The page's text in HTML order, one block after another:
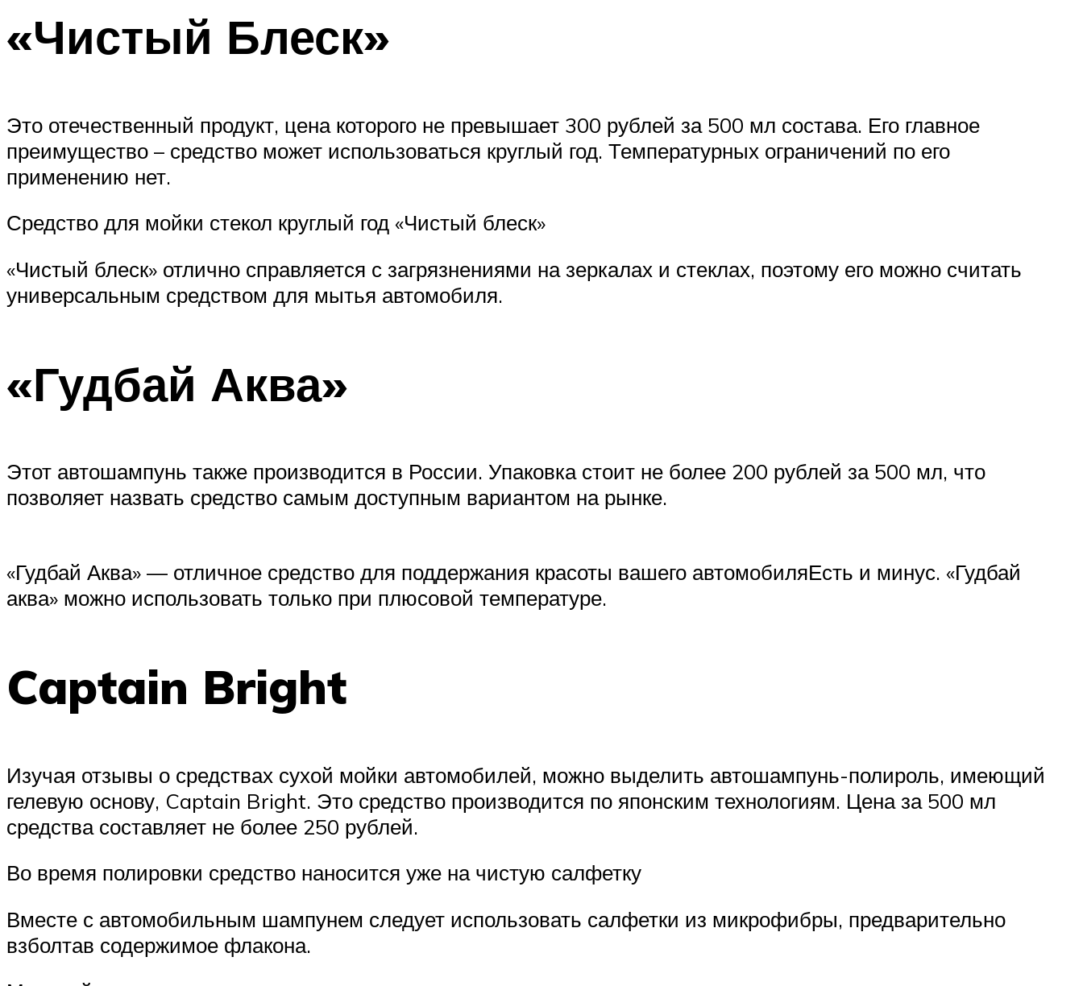
«Чистый Блеск»
Это отечественный продукт, цена которого не превышает 300 рублей за 500 мл состава. Его главное
преимущество – средство может использоваться круглый год. Температурных ограничений по его
применению нет.
Средство для мойки стекол круглый год «Чистый блеск»
«Чистый блеск» отлично справляется с загрязнениями на зеркалах и стеклах, поэтому его можно считать
универсальным средством для мытья автомобиля.
«Гудбай Аква»
Этот автошампунь также производится в России. Упаковка стоит не более 200 рублей за 500 мл, что
позволяет назвать средство самым доступным вариантом на рынке.
«Гудбай Аква» — отличное средство для поддержания красоты вашего автомобиляЕсть и минус. «Гудбай
аква» можно использовать только при плюсовой температуре.
Captain Bright
Изучая отзывы о средствах сухой мойки автомобилей, можно выделить автошампунь-полироль, имеющий
гелевую основу, Captain Bright. Это средство производится по японским технологиям. Цена за 500 мл
средства составляет не более 250 рублей.
Во время полировки средство наносится уже на чистую салфетку
Вместе с автомобильным шампунем следует использовать салфетки из микрофибры, предварительно
взболтав содержимое флакона.